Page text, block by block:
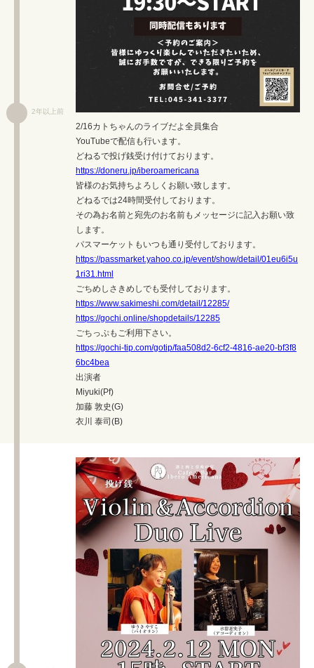
2年以上前
2/16カトちゃんのライブだよ全員集合
YouTubeで配信も行います。
どねるで投げ銭受け付けております。
https://doneru.jp/iberoamericana
皆様のお気持ちよろしくお願い致します。
どねるでは24時間受付しております。
その為お名前と宛先のお名前もメッセージに記入お願い致
します。
パスマーケットもいつも通り受付しております。
https://passmarket.yahoo.co.jp/event/show/detail/01eu6i5u
1ri31.html
ごちめしさきめしでも受付しております。
https://www.sakimeshi.com/detail/12285/
https://gochi.online/shopdetails/12285
ごちっぷもご利用下さい。
https://gochi-tip.com/gotip/faa508d2-6cf2-4816-ae20-bf3f8
6bc4bea
出演者
Miyuki(Pf)
加藤 敦史(G)
衣川 泰司(B)